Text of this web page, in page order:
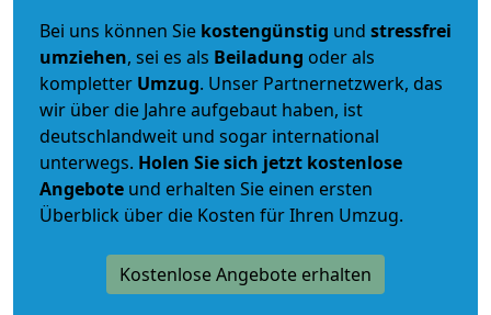
Bei uns können Sie kostengünstig und stressfrei
umziehen, sei es als Beiladung oder als
kompletter Umzug. Unser Partnernetzwerk, das
wir über die Jahre aufgebaut haben, ist
deutschlandweit und sogar international
unterwegs. Holen Sie sich jetzt kostenlose
Angebote und erhalten Sie einen ersten
Überblick über die Kosten für Ihren Umzug.
Kostenlose Angebote erhalten